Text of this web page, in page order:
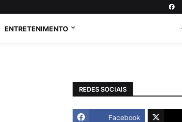
ENTRETENIMENTO
REDES SOCIAIS
Facebook